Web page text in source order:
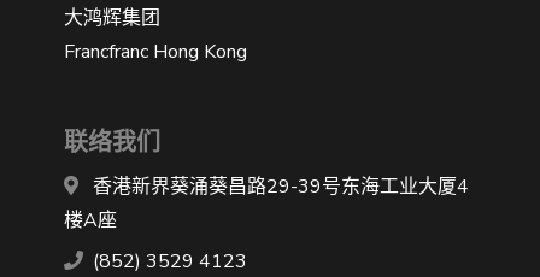
大鸿辉集团
Francfranc Hong Kong
联络我们
香港新界葵涌葵昌路29-39号东海工业大厦4
楼A座
(852) 3529 4123